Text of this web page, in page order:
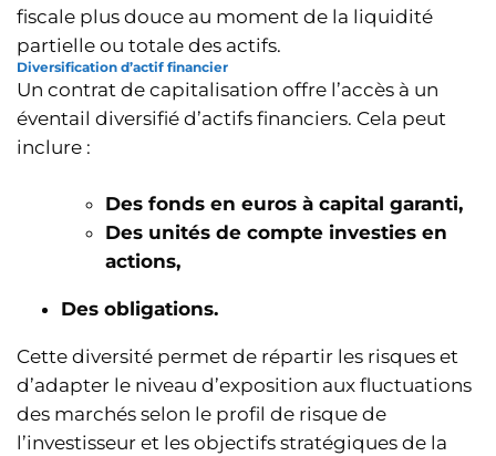
fiscale plus douce au moment de la liquidité
partielle ou totale des actifs.
Diversification d’actif financier
Un contrat de capitalisation offre l’accès à un
éventail diversifié d’actifs financiers. Cela peut
inclure :
Des fonds en euros à capital garanti,
Des unités de compte investies en
actions,
Des obligations.
Cette diversité permet de répartir les risques et
d’adapter le niveau d’exposition aux fluctuations
des marchés selon le profil de risque de
l’investisseur et les objectifs stratégiques de la